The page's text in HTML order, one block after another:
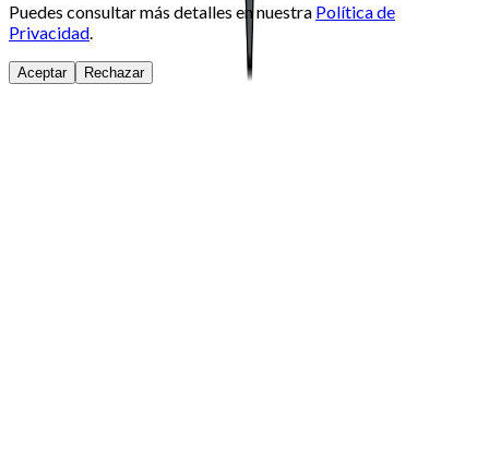
Puedes consultar más detalles en nuestra Política de
Privacidad.
Aceptar Rechazar